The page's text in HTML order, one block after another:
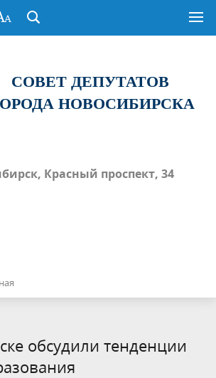
СОВЕТ ДЕПУТАТОВ
НОВОСИБИРСКА
Красный проспект, 34
обсудили тенденции